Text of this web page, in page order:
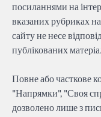
посиланнями на
вказаних рубриках
сайту не несе
публікованих
Повне або часткове
"Напрямки", "Своя
дозволено лише з